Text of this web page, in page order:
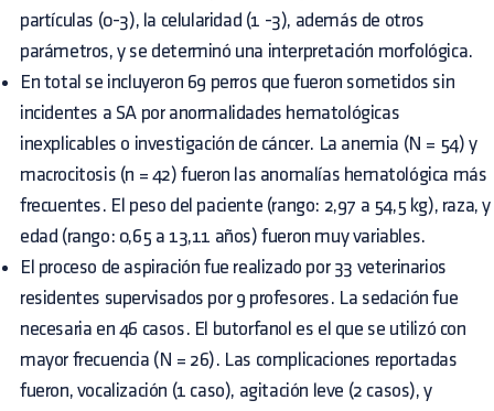
partículas (0-3), la celularidad (1 -3), además de otros
parámetros, y se determinó una interpretación morfológica.
En total se incluyeron 69 perros que fueron sometidos sin
incidentes a SA por anormalidades hematológicas
inexplicables o investigación de cáncer. La anemia (N = 54) y
macrocitosis (n = 42) fueron las anomalías hematológica más
frecuentes. El peso del paciente (rango: 2,97 a 54,5 kg), raza, y
edad (rango: 0,65 a 13,11 años) fueron muy variables.
El proceso de aspiración fue realizado por 33 veterinarios
residentes supervisados por 9 profesores. La sedación fue
necesaria en 46 casos. El butorfanol es el que se utilizó con
mayor frecuencia (N = 26). Las complicaciones reportadas
fueron, vocalización (1 caso), agitación leve (2 casos), y